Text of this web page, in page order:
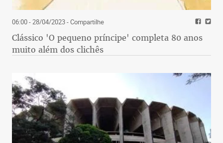
06:00 - 28/04/2023- Compartilhe
Clássico 'O pequeno príncipe' completa 80 anos
muito além dos clichês